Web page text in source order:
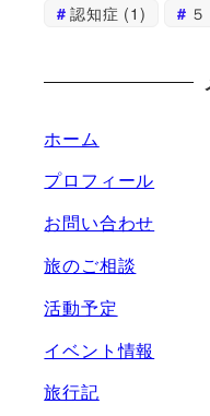
認知症 (1) ５
ホーム
プロフィール
お問い合わせ
旅のご相談
活動予定
イベント情報
旅行記